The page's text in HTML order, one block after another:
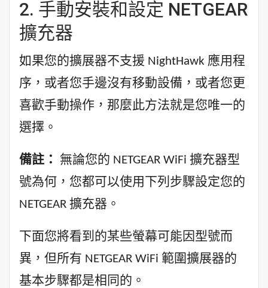
2. 手動安裝和設定 NETGEAR
擴充器
如果您的擴展器不支援 NightHawk 應用程
序，或者您手邊沒有移動設備，或者您更
喜歡手動操作，那麼此方法就是您唯一的
選擇。
備註：
無論您的 NETGEAR WiFi 擴充器型
號為何，您都可以使用下列步驟設定您的
NETGEAR 擴充器。
下面您將看到的某些螢幕可能因型號而
異，但所有 NETGEAR WiFi 範圍擴展器的
基本步驟都是相同的。